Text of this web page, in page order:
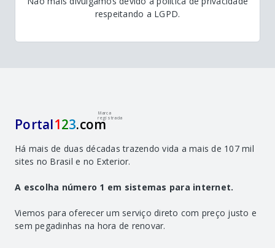
respeitando a LGPD.
Portal123.com
Marca
registrada
Há mais de duas décadas trazendo vida a mais de 107 mil
sites no Brasil e no Exterior.
A escolha número 1 em sistemas para internet.
Viemos para oferecer um serviço direto com preço justo e
sem pegadinhas na hora de renovar.